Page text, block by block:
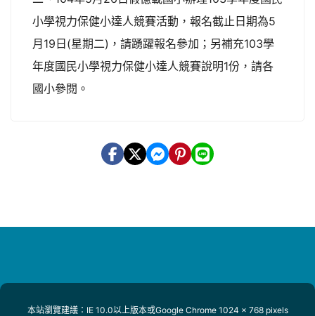
小學視力保健小達人競賽活動，報名截止日期為5
月19日(星期二)，請踴躍報名參加；另補充103學
年度國民小學視力保健小達人競賽說明1份，請各
國小參閱。
本站瀏覽建議：IE 10.0以上版本或Google Chrome 1024 x 768 pixels